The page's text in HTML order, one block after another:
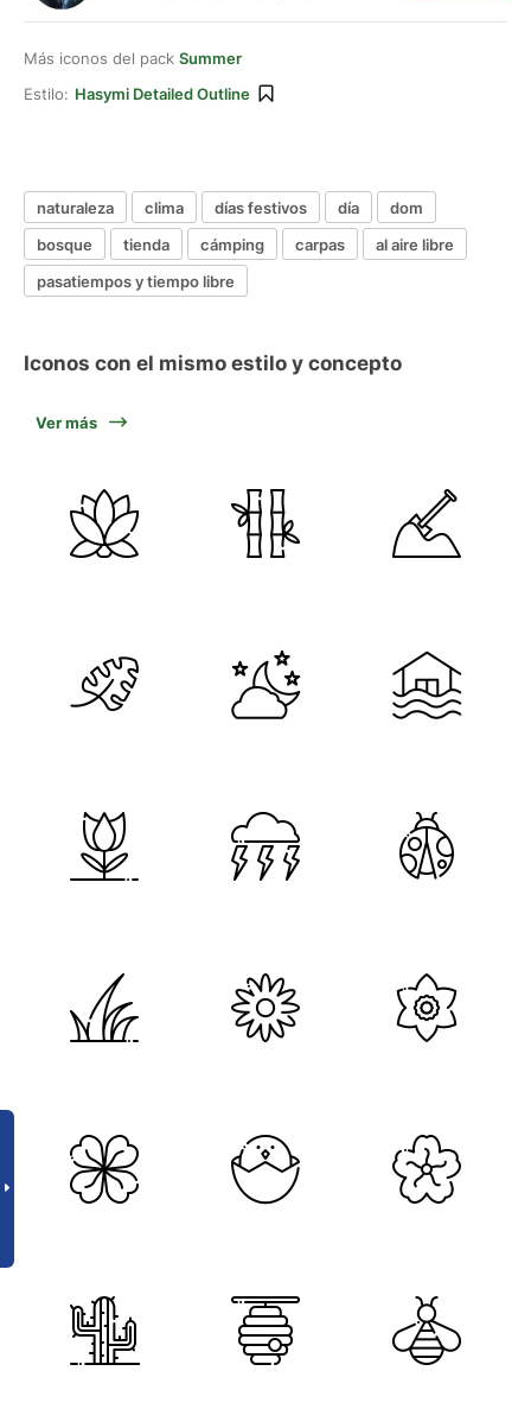
Más iconos del pack Summer
Estilo: Hasymi Detailed Outline
naturaleza clima días festivos día
dom
bosque
tienda cámping carpas
al aire libre
pasatiempos y tiempo libre
Iconos con el mismo estilo y concepto
Ver más